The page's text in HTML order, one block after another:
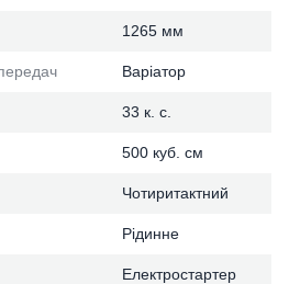
1265 мм
Варіатор
33 к. с.
500 куб. см
Чотиритактний
Рідинне
Електростартер